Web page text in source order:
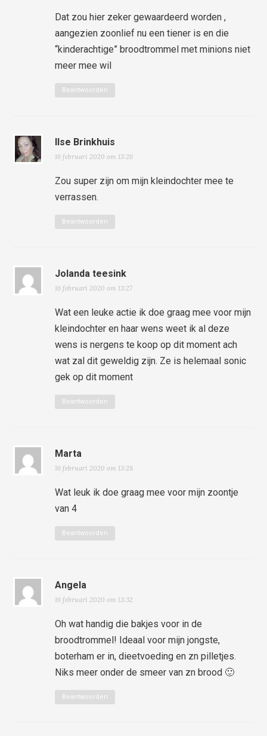
Dat zou hier zeker gewaardeerd worden ,
aangezien zoonlief nu een tiener is en die
“kinderachtige” broodtrommel met minions niet
meer mee wil
Beantwoorden
Ilse Brinkhuis
16 februari 2020 om 13:26
Zou super zijn om mijn kleindochter mee te
verrassen.
Beantwoorden
Jolanda teesink
16 februari 2020 om 13:27
Wat een leuke actie ik doe graag mee voor mijn
kleindochter en haar wens weet ik al deze
wens is nergens te koop op dit moment ach
wat zal dit geweldig zijn. Ze is helemaal sonic
gek op dit moment
Beantwoorden
Marta
16 februari 2020 om 13:28
Wat leuk ik doe graag mee voor mijn zoontje
van 4
Beantwoorden
Angela
16 februari 2020 om 13:32
Oh wat handig die bakjes voor in de
broodtrommel! Ideaal voor mijn jongste,
boterham er in, dieetvoeding en zn pilletjes.
Niks meer onder de smeer van zn brood 🙂
Beantwoorden